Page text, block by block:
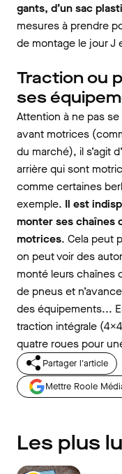
gants, d’un sac
mesures à prendre
de montage le jour J
Traction ou
ses
Attention à ne pas
avant motrices
du marché), il s’agit
arrière qui sont
comme certaines
exemple. Il est
monter ses chaînes
motrices. Cela peut
on peut voir des
monté leurs chaînes
de pneus et
des équipements...
traction intégrale
quatre roues pour
Partager l'article
Mettre Roole
Les plus